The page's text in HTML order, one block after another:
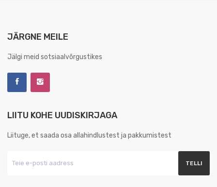
JÄRGNE MEILE
Jälgi meid sotsiaalvõrgustikes
LIITU KOHE UUDISKIRJAGA
Liituge, et saada osa allahindlustest ja pakkumistest